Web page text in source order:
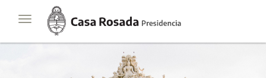
Toggle
navigation
Casa
Rosada
Presidencia
de